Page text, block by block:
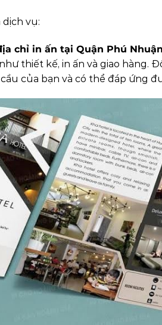
dịch vụ:
chỉ in ấn tại Quận Phú Nhuận
thiết kế, in ấn và giao hàng.
của bạn và có thể đáp ứng